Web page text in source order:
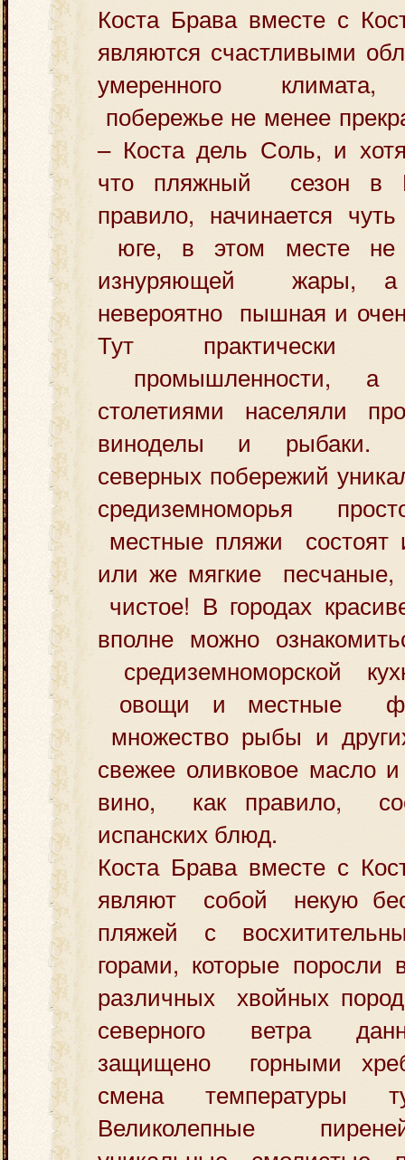
Коста Брава вместе с
являются счастливыми
умеренного климата,
побережье не менее
– Коста дель Соль, и
что пляжный сезон в
правило, начинается
юге, в этом месте не
изнуряющей жары, а
невероятно пышная и
Тут практически
промышленности, а
столетиями населяли
виноделы и рыбаки.
северных побережий
средиземноморья
местные пляжи состоят
или же мягкие песчаные,
чистое! В городах
вполне можно
средиземноморской
овощи и местные
множество рыбы и
свежее оливковое масло
вино, как правило,
испанских блюд.
Коста Брава вместе с
являют собой некую
пляжей с
горами, которые поросли
различных хвойных
северного ветра
защищено горными
смена температуры
Великолепные